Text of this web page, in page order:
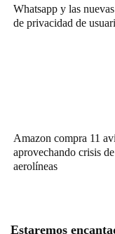
Whatsapp y las
de privacidad de
Amazon compra 11
aprovechando crisis de
aerolíneas
Estaremos